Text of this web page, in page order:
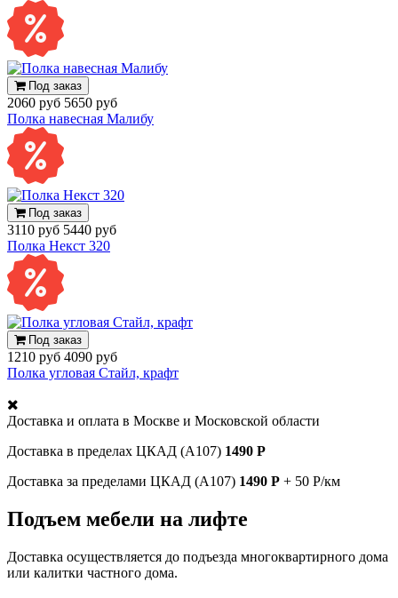
Под заказ
2060 руб 5650 руб
Полка навесная Малибу
Под заказ
3110 руб 5440 руб
Полка Некст 320
Под заказ
1210 руб 4090 руб
Полка угловая Стайл, крафт
Доставка и оплата в Москве и Московской области
Доставка в пределах ЦКАД (А107) 1490 Р
Доставка за пределами ЦКАД (А107) 1490 Р + 50 Р/км
Подъем мебели на лифте
Доставка осуществляется до подъезда многоквартирного дома
или калитки частного дома.